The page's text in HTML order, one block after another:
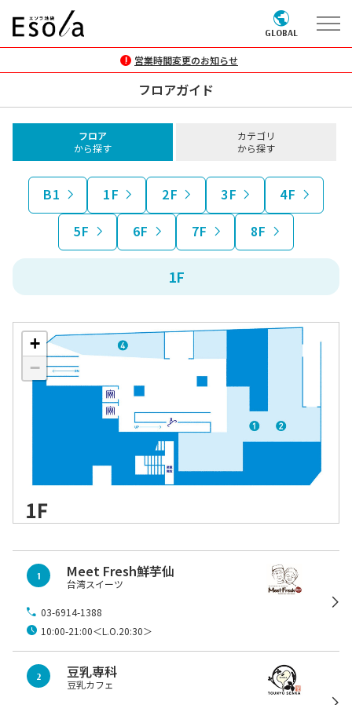
GLOBAL
営業時間変更のお知らせ
フロアガイド
フロア
から探す
カテゴリ
から探す
B1 1F 2F 3F
4F
5F
6F 7F 8F
1F
+
−
1 Meet Fresh鮮芋仙
台湾スイーツ
03-6914-1388
10:00-21:00＜L.O.20:30＞
2 豆乳専科
豆乳カフェ